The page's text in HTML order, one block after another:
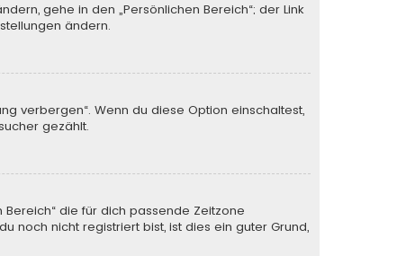
gehe in den „Persönlichen Bereich“; der Link
ändern.
verbergen“. Wenn du diese Option einschaltest,
gezählt.
die für dich passende Zeitzone
noch nicht registriert bist, ist dies ein guter Grund,